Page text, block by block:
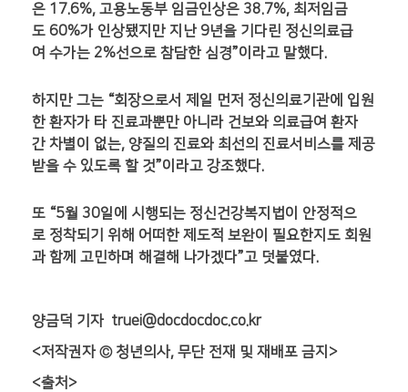
은 17.6%, 고용노동부 임금인상은 38.7%, 최저임금
도 60%가 인상됐지만 지난 9년을 기다린 정신의료급
여 수가는 2%선으로 참담한 심경”이라고 말했다.
하지만 그는 “회장으로서 제일 먼저 정신의료기관에 입원
한 환자가 타 진료과뿐만 아니라 건보와 의료급여 환자
간 차별이 없는, 양질의 진료와 최선의 진료서비스를 제공
받을 수 있도록 할 것”이라고 강조했다.
또 “5월 30일에 시행되는 정신건강복지법이 안정적으
로 정착되기 위해 어떠한 제도적 보완이 필요한지도 회원
과 함께 고민하며 해결해 나가겠다”고 덧붙였다.
양금덕 기자 truei@docdocdoc.co.kr
<저작권자 © 청년의사, 무단 전재 및 재배포 금지>
<출처>